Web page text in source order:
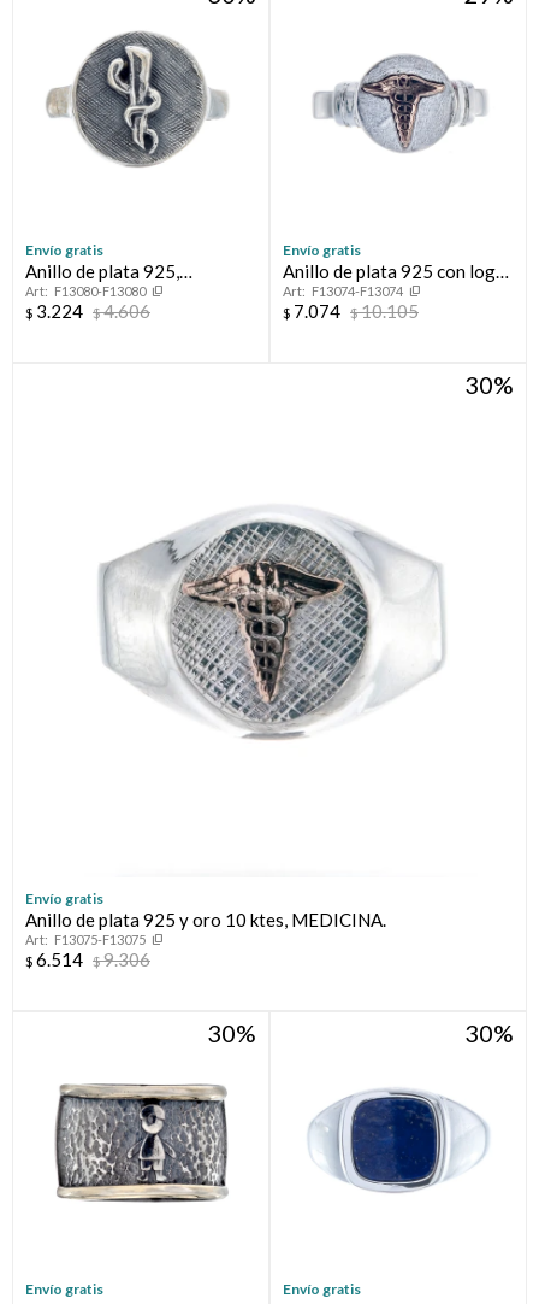
Envío gratis
Anillo de plata 925,
MEDICO.
F13080-F13080
$ 3.224 $4.606
Envío gratis
Anillo de plata 925 con logo
en oro 10 ktes, MEDICINA.
F13074-F13074
$ 7.074 $10.105
30
Envío gratis
Anillo de plata 925 y oro 10 ktes, MEDICINA.
F13075-F13075
$ 6.514 $9.306
30
Envío gratis
30
Envío gratis